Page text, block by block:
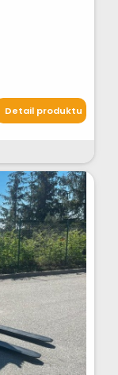
Detail produktu